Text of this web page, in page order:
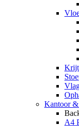
Kantoor
A4